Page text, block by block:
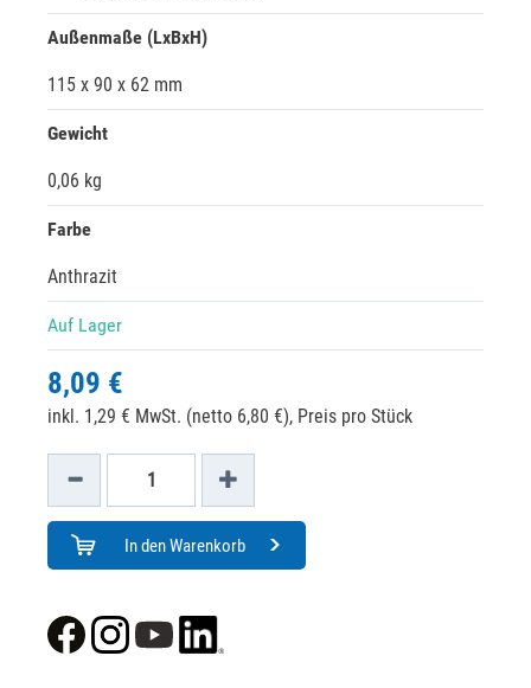
Außenmaße (LxBxH)
115 x 90 x 62 mm
Gewicht
0,06 kg
Farbe
Anthrazit
Auf Lager
8,09 €
inkl. 1,29 € MwSt. (netto 6,80 €), Preis pro Stück
In den Warenkorb